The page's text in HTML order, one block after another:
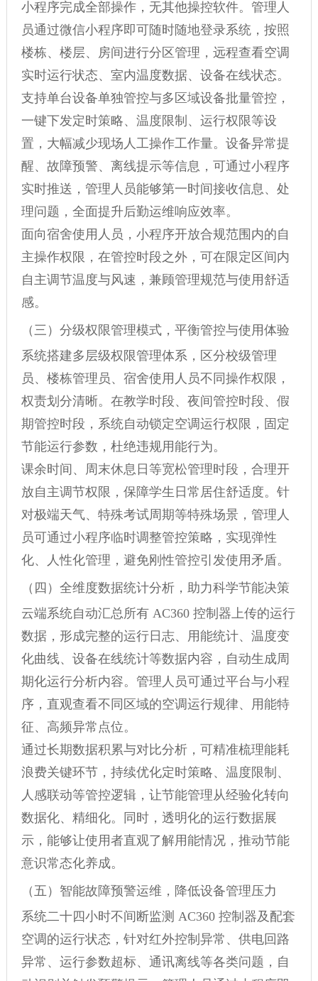
小程序完成全部操作，无其他操控软件。管理人
员通过微信小程序即可随时随地登录系统，按照
楼栋、楼层、房间进行分区管理，远程查看空调
实时运行状态、室内温度数据、设备在线状态。
支持单台设备单独管控与多区域设备批量管控，
一键下发定时策略、温度限制、运行权限等设
置，大幅减少现场人工操作工作量。设备异常提
醒、故障预警、离线提示等信息，可通过小程序
实时推送，管理人员能够第一时间接收信息、处
理问题，全面提升后勤运维响应效率。
面向宿舍使用人员，小程序开放合规范围内的自
主操作权限，在管控时段之外，可在限定区间内
自主调节温度与风速，兼顾管理规范与使用舒适
感。
（三）分级权限管理模式，平衡管控与使用体验
系统搭建多层级权限管理体系，区分校级管理
员、楼栋管理员、宿舍使用人员不同操作权限，
权责划分清晰。在教学时段、夜间管控时段、假
期管控时段，系统自动锁定空调运行权限，固定
节能运行参数，杜绝违规用能行为。
课余时间、周末休息日等宽松管理时段，合理开
放自主调节权限，保障学生日常居住舒适度。针
对极端天气、特殊考试周期等特殊场景，管理人
员可通过小程序临时调整管控策略，实现弹性
化、人性化管理，避免刚性管控引发使用矛盾。
（四）全维度数据统计分析，助力科学节能决策
云端系统自动汇总所有 AC360 控制器上传的运行
数据，形成完整的运行日志、用能统计、温度变
化曲线、设备在线统计等数据内容，自动生成周
期化运行分析内容。管理人员可通过平台与小程
序，直观查看不同区域的空调运行规律、用能特
征、高频异常点位。
通过长期数据积累与对比分析，可精准梳理能耗
浪费关键环节，持续优化定时策略、温度限制、
人感联动等管控逻辑，让节能管理从经验化转向
数据化、精细化。同时，透明化的运行数据展
示，能够让使用者直观了解用能情况，推动节能
意识常态化养成。
（五）智能故障预警运维，降低设备管理压力
系统二十四小时不间断监测 AC360 控制器及配套
空调的运行状态，针对红外控制异常、供电回路
异常、运行参数超标、通讯离线等各类问题，自